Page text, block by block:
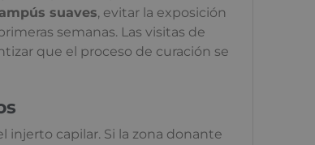
suaves, evitar la exposición
semanas. Las visitas de
que el proceso de curación se
injerto capilar. Si la zona donante